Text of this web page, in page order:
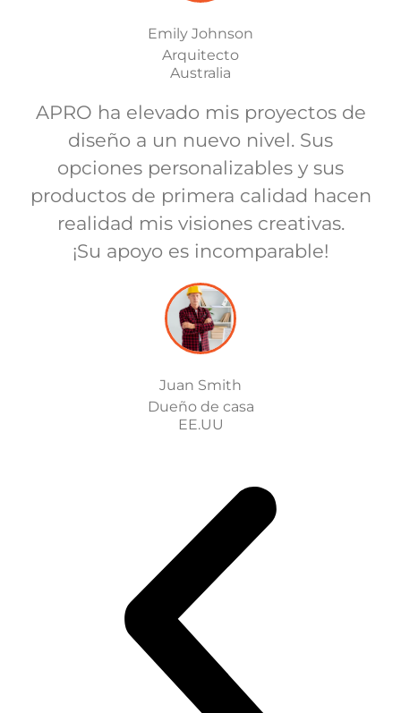
Emily Johnson
Arquitecto
Australia
APRO ha elevado mis proyectos de
diseño a un nuevo nivel. Sus
opciones personalizables y sus
productos de primera calidad hacen
realidad mis visiones creativas.
¡Su apoyo es incomparable!
Juan Smith
Dueño de casa
EE.UU